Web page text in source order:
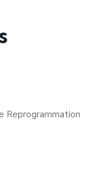
Reprogrammation